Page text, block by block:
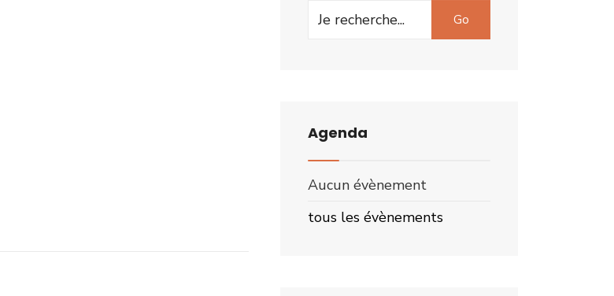
Search
Go
Agenda
Aucun évènement
tous les évènements